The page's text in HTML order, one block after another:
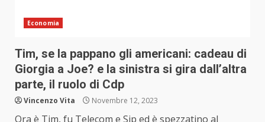
Economia
Tim, se la pappano gli americani: cadeau di
Giorgia a Joe? e la sinistra si gira dall’altra
parte, il ruolo di Cdp
Vincenzo Vita Novembre 12, 2023
Ora è Tim, fu Telecom e Sip ed è spezzatino al